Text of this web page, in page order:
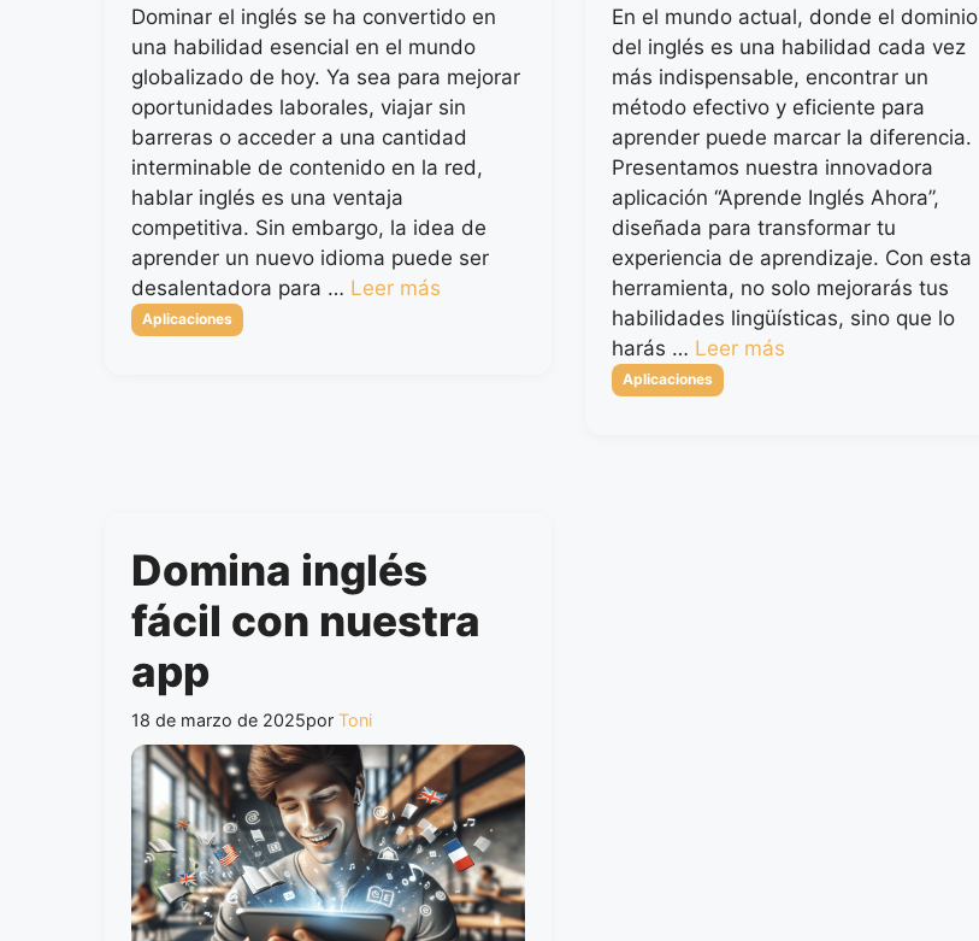
Dominar el inglés se ha convertido en
una habilidad esencial en el mundo
globalizado de hoy. Ya sea para mejorar
oportunidades laborales, viajar sin
barreras o acceder a una cantidad
interminable de contenido en la red,
hablar inglés es una ventaja
competitiva. Sin embargo, la idea de
aprender un nuevo idioma puede ser
desalentadora para … Leer más
Categorías
Aplicaciones
En el mundo actual, donde el dominio
del inglés es una habilidad cada vez
más indispensable, encontrar un
método efectivo y eficiente para
aprender puede marcar la diferencia.
Presentamos nuestra innovadora
aplicación “Aprende Inglés Ahora”,
diseñada para transformar tu
experiencia de aprendizaje. Con esta
herramienta, no solo mejorarás tus
habilidades lingüísticas, sino que lo
harás … Leer más
Categorías
Aplicaciones
Domina inglés
fácil con nuestra
app
18 de marzo de 2025por Toni